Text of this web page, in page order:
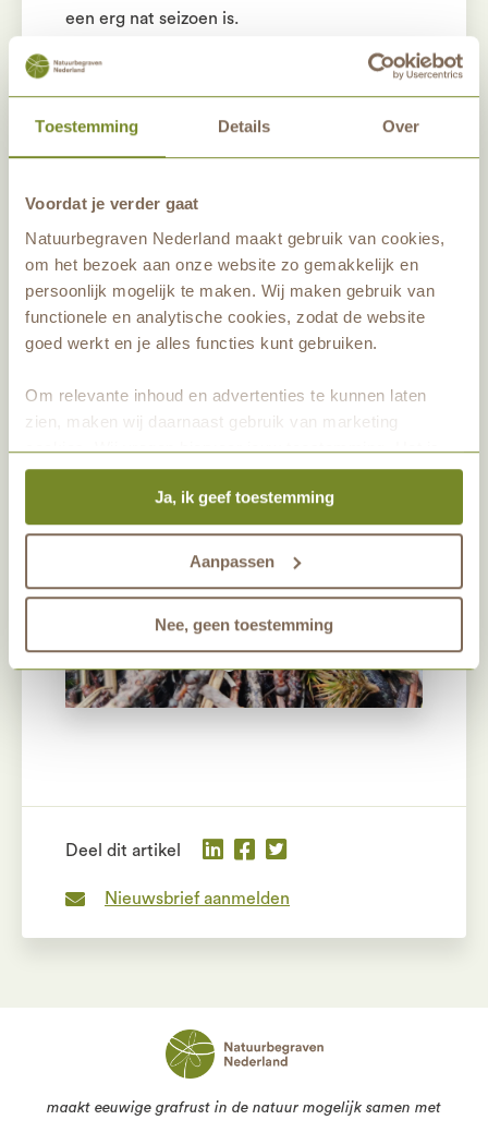
Toestemming Details Over
Voordat je verder gaat
Natuurbegraven Nederland maakt gebruik van cookies,
om het bezoek aan onze website zo gemakkelijk en
persoonlijk mogelijk te maken. Wij maken gebruik van
functionele en analytische cookies, zodat de website
goed werkt en je alles functies kunt gebruiken.
Om relevante inhoud en advertenties te kunnen laten
zien, maken wij daarnaast gebruik van marketing
cookies. Wij vragen hiervoor jouw toestemming. Het is
altijd mogelijk om je toestemming te veranderen. Alle
marketingprestaties worden geanalyseerd, zodat we
onze gasten nog beter kunnen helpen. Wil je meer weten
over het gebruik van cookies? Bekijk dan de andere
Ja, ik geef toestemming
Aanpassen
Nee, geen toestemming
een erg nat seizoen is.
Er zijn nog veel meer soorten op de
natuurbegraafplaats die we gaan monitoren.
De amfibieën, vleermuizen en dagvlinders
zijn in deze periode ook al aan de beurt. Zo
ons volgen, dan houden wij je op de hoogte.
Natuurbegraven Nederland in 10
jaar tijd heeft betekend voor
Deel dit artikel
Nieuwsbrief aanmelden
maakt eeuwige grafrust in de natuur mogelijk samen met